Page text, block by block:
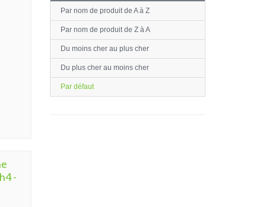
-
Par nom de produit de A à Z
Par nom de produit de Z à A
Du moins cher au plus cher
Du plus cher au moins cher
Par défaut